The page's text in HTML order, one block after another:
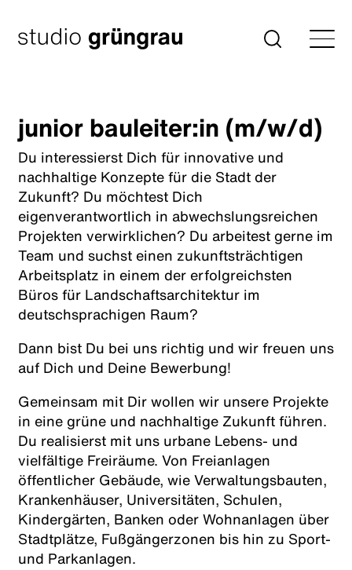
Inhalt
springen
Startseite Suche
junior bauleiter:in (m/w/d)
Du interessierst Dich für innovative und
nachhaltige Konzepte für die Stadt der
Zukunft? Du möchtest Dich
eigenverantwortlich in abwechslungsreichen
Projekten verwirklichen? Du arbeitest gerne im
Team und suchst einen zukunftsträchtigen
Arbeitsplatz in einem der erfolgreichsten
Büros für Landschaftsarchitektur im
deutschsprachigen Raum?
Dann bist Du bei uns richtig und wir freuen uns
auf Dich und Deine Bewerbung!
Gemeinsam mit Dir wollen wir unsere Projekte
in eine grüne und nachhaltige Zukunft führen.
Du realisierst mit uns urbane Lebens- und
vielfältige Freiräume. Von Freianlagen
öffentlicher Gebäude, wie Verwaltungsbauten,
Krankenhäuser, Universitäten, Schulen,
Kindergärten, Banken oder Wohnanlagen über
Stadtplätze, Fußgängerzonen bis hin zu Sport-
und Parkanlagen.